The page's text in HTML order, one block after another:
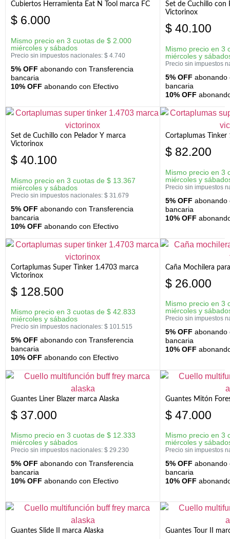
Cubiertos Herramienta Eat N Tool marca FC
$ 6.000
Mismo precio en 3 cuotas de $ 2.000
miércoles y sábados
Precio sin impuestos nacionales: $ 4.740
5% OFF abonando con Transferencia
bancaria
10% OFF abonando con Efectivo
Set de Cuchillo con
Victorinox
$ 40.100
Mismo precio en 3
miércoles y
Precio sin impuestos
5% OFF abonando
bancaria
10% OFF
Set de Cuchillo con Pelador Y marca
Victorinox
$ 40.100
Mismo precio en 3 cuotas de $ 13.367
miércoles y sábados
Precio sin impuestos nacionales: $ 31.679
5% OFF abonando con Transferencia
bancaria
10% OFF abonando con Efectivo
Cortaplumas
$ 82.200
Mismo precio en 3
miércoles y
Precio sin impuestos
5% OFF abonando
bancaria
10% OFF
Cortaplumas Super Tinker 1.4703 marca
Victorinox
$ 128.500
Mismo precio en 3 cuotas de $ 42.833
miércoles y sábados
Precio sin impuestos nacionales: $ 101.515
5% OFF abonando con Transferencia
bancaria
10% OFF abonando con Efectivo
Caña Mochilera
$ 26.000
Mismo precio en 3
miércoles y
Precio sin impuestos
5% OFF abonando
bancaria
10% OFF
Guantes Liner Blazer marca Alaska
$ 37.000
Mismo precio en 3 cuotas de $ 12.333
miércoles y sábados
Precio sin impuestos nacionales: $ 29.230
5% OFF abonando con Transferencia
bancaria
10% OFF abonando con Efectivo
Guantes Mitón
$ 47.000
Mismo precio en 3
miércoles y
Precio sin impuestos
5% OFF abonando
bancaria
10% OFF
Guantes Slide II marca Alaska Guantes Tour II